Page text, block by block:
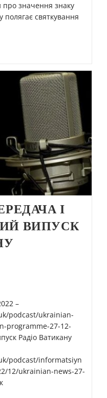
значення знаку
полягає святкування
І
ВИПУСК
–
podcast/ukrainian-
programme-27-12-
Радіо Ватикану
podcast/informatsiyn
12/ukrainian-news-27-